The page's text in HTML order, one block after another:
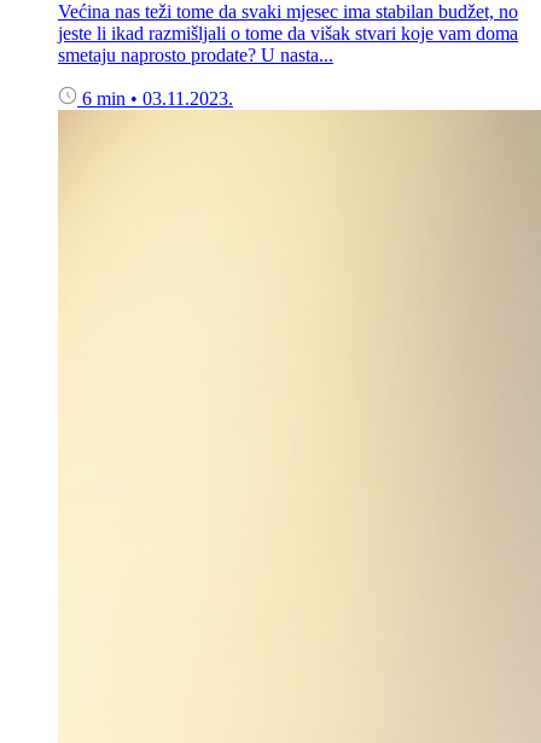
Većina nas teži tome da svaki mjesec ima stabilan budžet, no
jeste li ikad razmišljali o tome da višak stvari koje vam doma
smetaju naprosto prodate? U nasta...
6 min • 03.11.2023.